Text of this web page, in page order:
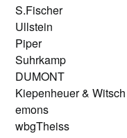
S.Fischer
Ullstein
Piper
Suhrkamp
DUMONT
Kiepenheuer & Witsch
emons
wbgTheiss